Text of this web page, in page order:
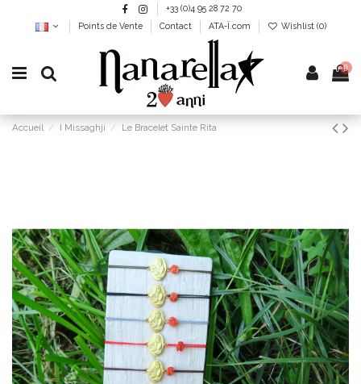
+33 (0)4 95 28 72 70
Points de Vente
Contact ATA-Ï.com Wishlist (0)
0
Accueil I Missaghji Le Bracelet Sainte Rita